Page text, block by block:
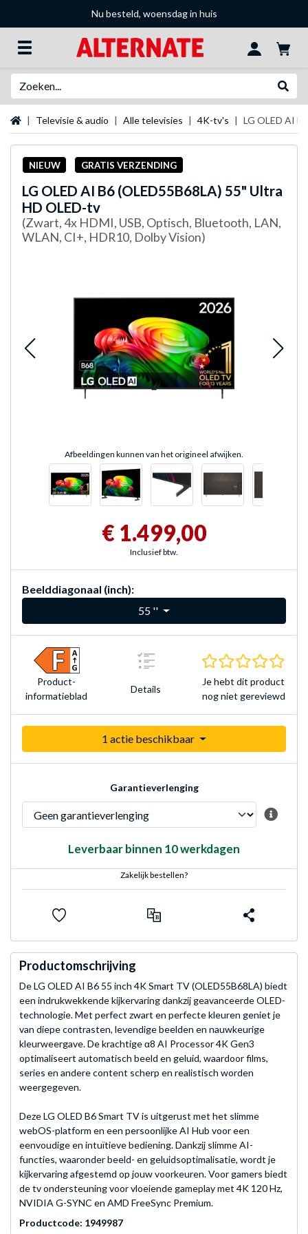
Nu besteld, woensdag in huis
StartpaginaTelevisie & audio Alle televisies 4K-tv's LG OLED AI
NIEUW GRATIS VERZENDING
LG OLED AI B6 (OLED55B68LA) 55" Ultra
HD OLED-tv
(Zwart, 4x HDMI, USB, Optisch, Bluetooth, LAN,
WLAN, CI+, HDR10, Dolby Vision)
Afbeeldingen kunnen van het origineel afwijken.
€ 1.499,00
Inclusief btw.
Beelddiagonaal (inch):
55 ''
Product­
informatieblad
Details
Je hebt dit product
nog niet gereviewd
1 actie beschikbaar
Garantieverlenging
Leverbaar binnen 10 werkdagen
Zakelijk bestellen?
Productomschrijving
De LG OLED AI B6 55 inch 4K Smart TV (OLED55B68LA) biedt
een indrukwekkende kijkervaring dankzij geavanceerde OLED-
technologie. Met perfect zwart en perfecte kleuren geniet je
van diepe contrasten, levendige beelden en nauwkeurige
kleurweergave. De krachtige α8 AI Processor 4K Gen3
optimaliseert automatisch beeld en geluid, waardoor films,
series en andere content scherp en realistisch worden
weergegeven.
Deze LG OLED B6 Smart TV is uitgerust met het slimme
webOS-platform en een persoonlijke AI Hub voor een
eenvoudige en intuïtieve bediening. Dankzij slimme AI-
functies, waaronder beeld- en geluidsoptimalisatie, wordt je
kijkervaring afgestemd op jouw voorkeuren. Voor gamers biedt
de tv ondersteuning voor vloeiende gameplay met 4K 120 Hz,
NVIDIA G-SYNC en AMD FreeSync Premium.
Productcode: 1949987